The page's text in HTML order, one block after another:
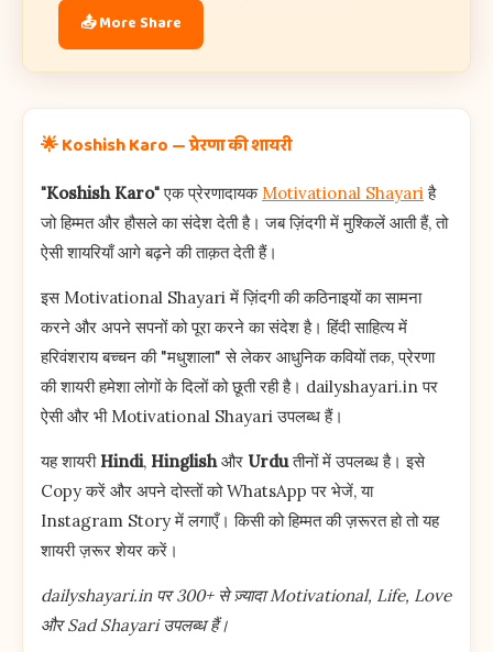
📤 More Share
🌟 Koshish Karo — प्रेरणा की शायरी
"Koshish Karo"एक प्रेरणादायक Motivational Shayariहै
जो हिम्मत और हौसले का संदेश देती है। जब ज़िंदगी में मुश्किलें आती हैं, तो
ऐसी शायरियाँ आगे बढ़ने की ताक़त देती हैं।
इस Motivational Shayari में ज़िंदगी की कठिनाइयों का सामना
करने और अपने सपनों को पूरा करने का संदेश है। हिंदी साहित्य में
हरिवंशराय बच्चन की "मधुशाला" से लेकर आधुनिक कवियों तक, प्रेरणा
की शायरी हमेशा लोगों के दिलों को छूती रही है। dailyshayari.in पर
ऐसी और भी Motivational Shayari उपलब्ध हैं।
यह शायरी Hindi, Hinglishऔर Urduतीनों में उपलब्ध है। इसे
Copy करें और अपने दोस्तों को WhatsApp पर भेजें, या
Instagram Story में लगाएँ। किसी को हिम्मत की ज़रूरत हो तो यह
शायरी ज़रूर शेयर करें।
dailyshayari.in पर 300+ से ज़्यादा Motivational, Life, Love
और Sad Shayari उपलब्ध हैं।